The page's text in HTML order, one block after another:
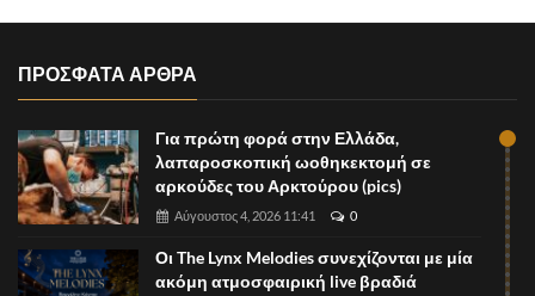
ΠΡΟΣΦΑΤΑ ΑΡΘΡΑ
Για πρώτη φορά στην Ελλάδα,
λαπαροσκοπική ωοθηκεκτομή σε
αρκούδες του Αρκτούρου (pics)
Αύγουστος 4, 2026 11:41 0
Οι The Lynx Melodies συνεχίζονται με μία
ακόμη ατμοσφαιρική live βραδιά